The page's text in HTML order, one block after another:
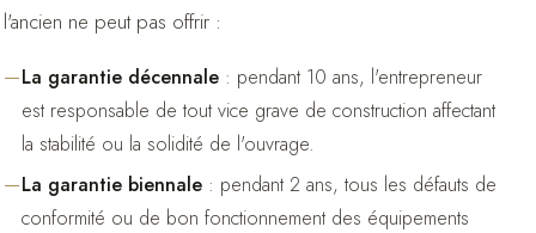
l'ancien ne peut pas offrir :
La garantie décennale: pendant 10 ans, l'entrepreneur
est responsable de tout vice grave de construction affectant
la stabilité ou la solidité de l'ouvrage.
La garantie biennale: pendant 2 ans, tous les défauts de
conformité ou de bon fonctionnement des équipements